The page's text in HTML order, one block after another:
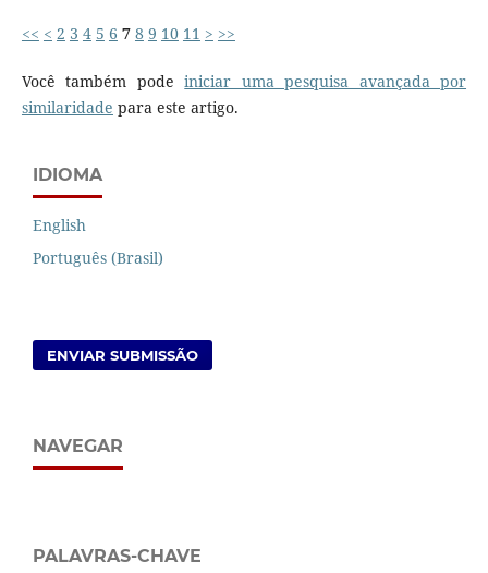
<< < 2 3 4 5 6 7 8 9 10 11 > >>
Você também podeiniciar uma pesquisa avançada por
similaridade para este artigo.
IDIOMA
English
Português (Brasil)
ENVIAR SUBMISSÃO
NAVEGAR
PALAVRAS-CHAVE